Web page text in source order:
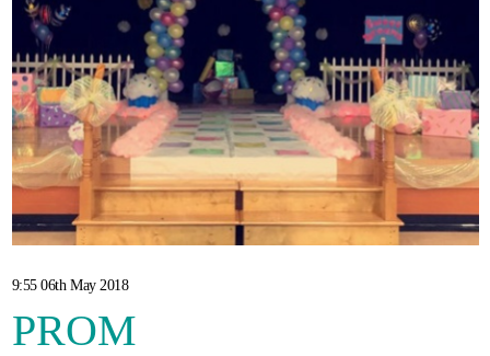
vaihtosi
Ryhdy
isäntäperheeksi
9:55 06th May 2018
PROM